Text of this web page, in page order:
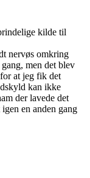
kilde til
nervøs omkring
men det blev
at jeg fik det
kan ikke
der lavede det
en anden gang